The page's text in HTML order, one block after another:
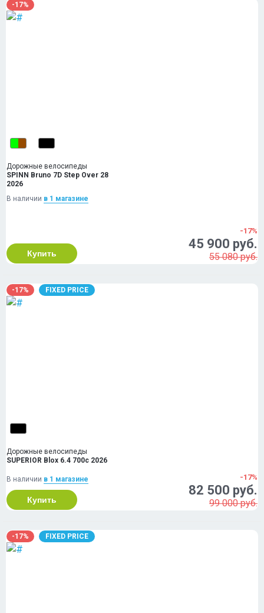
-17%
Дорожные велосипеды
SPINN Bruno 7D Step Over 28
2026
В наличии в 1 магазинe
Купить
-17%
45 900 руб.
55 080 руб.
-17% FIXED PRICE
Дорожные велосипеды
SUPERIOR Blox 6.4 700c 2026
В наличии в 1 магазинe
Купить
-17%
82 500 руб.
99 000 руб.
-17% FIXED PRICE